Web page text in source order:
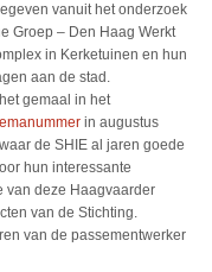
vanuit het onderzoek
Groep – Den Haag Werkt
in Kerketuinen en hun
aan de stad.
gemaal in het
in augustus
de SHIE al jaren goede
hun interessante
van deze Haagvaarder
van de Stichting.
van de passementwerker